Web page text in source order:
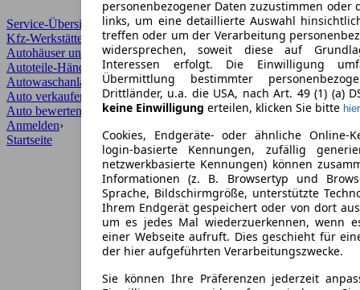
Service-Übersicht
Kfz-Werkstätten
Autohäuser und Händler
Autoteile-Händler
Autowaschanlagen
Auto verkaufen
Auto bewerten
Anmelden›
personenbezogener Daten zuzustimmen oder
links, um eine detaillierte Auswahl
treffen oder um der Verarbeitung
widersprechen, soweit diese auf
Interessen erfolgt. Die Einwilligung
Übermittlung bestimmter
Drittländer, u.a. die USA, nach Art. 49 (1) (a)
keine Einwilligung erteilen, klicken Sie bitte hier
Cookies, Endgeräte- oder ähnliche Online-
login-basierte Kennungen, zufällig
netzwerkbasierte Kennungen) können
Informationen (z. B. Browsertyp und
Sprache, Bildschirmgröße, unterstützte
Ihrem Endgerät gespeichert oder von dort
um es jedes Mal wiederzuerkennen, wenn
einer Webseite aufruft. Dies geschieht für
der hier aufgeführten Verarbeitungszwecke.
Sie können Ihre Präferenzen jederzeit
Startseite